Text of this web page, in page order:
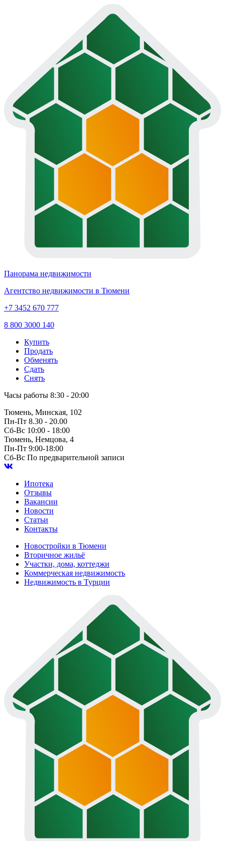
Панорама недвижимости
Агентство недвижимости в Тюмени
+7 3452 670 777
8 800 3000 140
Купить
Продать
Обменять
Сдать
Снять
Часы работы 8:30 - 20:00
Тюмень, Минская, 102
Пн-Пт 8.30 - 20.00
Сб-Вс 10:00 - 18:00
Тюмень, Немцова, 4
Пн-Пт 9:00-18:00
Сб-Вс По предварительной записи
Ипотека
Отзывы
Вакансии
Новости
Статьи
Контакты
Новостройки в Тюмени
Вторичное жильё
Участки, дома, коттеджи
Коммерческая недвижимость
Недвижимость в Турции